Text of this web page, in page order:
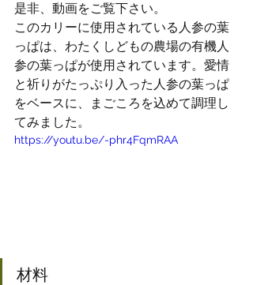
是非、動画をご覧下さい。
このカリーに使用されている人参の葉
っぱは、わたくしどもの農場の有機人
参の葉っぱが使用されています。愛情
と祈りがたっぷり入った人参の葉っぱ
をベースに、まごころを込めて調理し
てみました。
https://youtu.be/-phr4FqmRAA
材料